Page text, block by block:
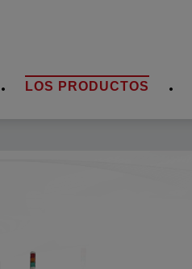
LOS PRODUCTOS